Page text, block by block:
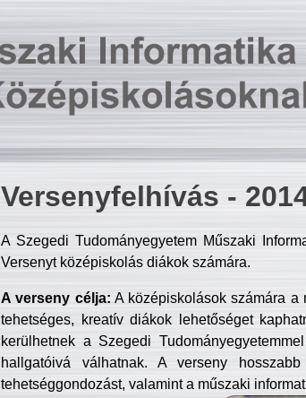
Versenyfelhívás -
A Szegedi Tudományegyetem Műszaki
Versenyt középiskolás diákok számára.
A verseny célja: A középiskolások számára a
tehetséges, kreatív diákok lehetőséget
kerülhetnek a Szegedi
hallgatóivá válhatnak. A verseny
tehetséggondozást, valamint a műszaki